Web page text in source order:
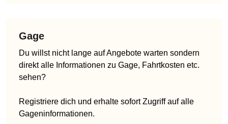
Gage
Du willst nicht lange auf Angebote warten sondern
direkt alle Informationen zu Gage, Fahrtkosten etc.
sehen?
Registriere dich und erhalte sofort Zugriff auf alle
Gageninformationen.